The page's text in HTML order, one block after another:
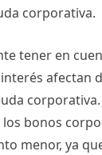
corporativa.
tener en
afectan
corporativa.
bonos
menor, ya